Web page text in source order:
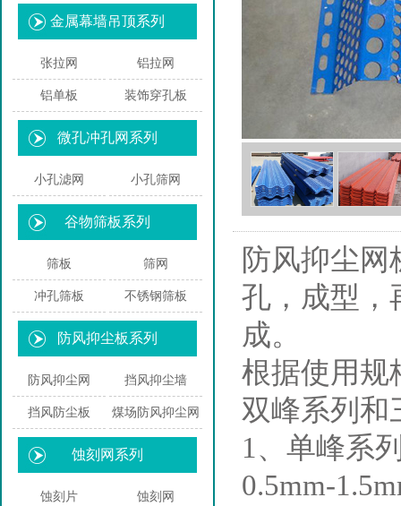
金属幕墙吊顶系列
张拉网 铝拉网
铝单板 装饰穿孔板
微孔冲孔网系列
小孔滤网 小孔筛网
谷物筛板系列
筛板 筛网
冲孔筛板 不锈钢筛板
防风抑尘板系列
防风抑尘网 挡风抑尘墙
挡风防尘板 煤场防风抑尘网
蚀刻网系列
蚀刻片 蚀刻网
防风抑尘网
孔，成型，
成。
根据使用规
双峰系列和
1、单峰系
0.5mm-